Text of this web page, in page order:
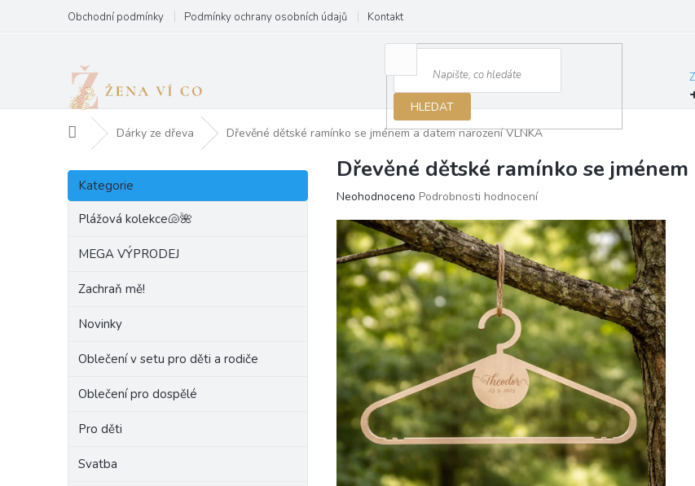
obsah
Obchodní podmínky Podmínky ochrany osobních údajů Kontakt
HLEDAT
Domů Dárky ze dřeva Dřevěné dětské ramínko se jménem a datem narození VLNKA
P
s
Přeskočit
kategorie
Kategorie
Plážová kolekce🐚🌺
MEGA VÝPRODEJ
Zachraň mě!
Novinky
Oblečení v setu pro děti a rodiče
Oblečení pro dospělé
Pro děti
Svatba
Dřevěné dětské ramínko se
Průměrné
produktu
0,0
z
5
hvězdiček.
Neohodnoceno Podrobnosti hodnocení